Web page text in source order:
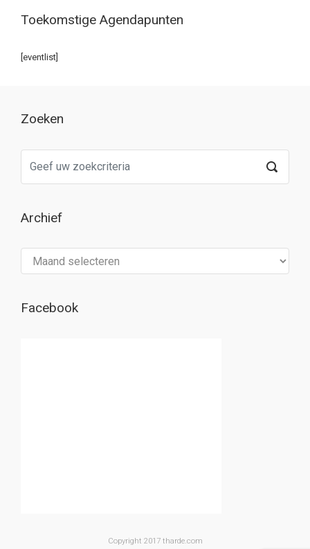
Toekomstige Agendapunten
[eventlist]
Zoeken
Archief
Facebook
Copyright 2017 tharde.com